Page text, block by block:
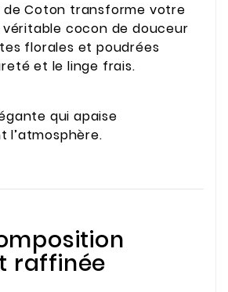
de Coton transforme votre
cocon de douceur
florales et poudrées
et le linge frais.
qui apaise
l’atmosphère.
raffinée